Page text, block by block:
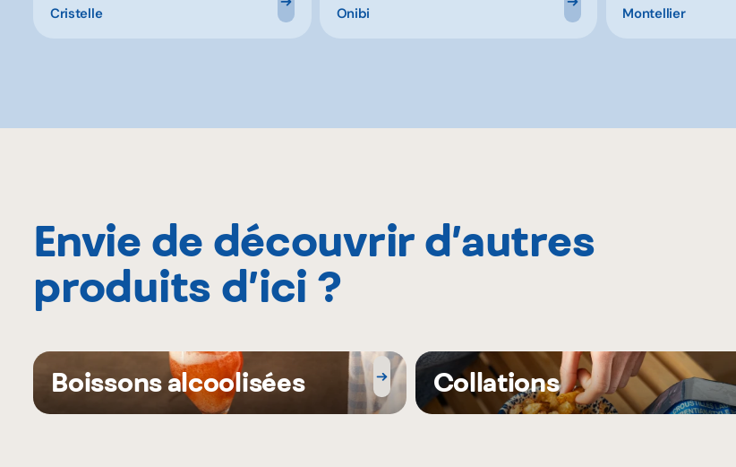
Cristelle Onibi Montellier
Envie de découvrir d’autres
produits d’ici ?
Boissons alcoolisées Collations